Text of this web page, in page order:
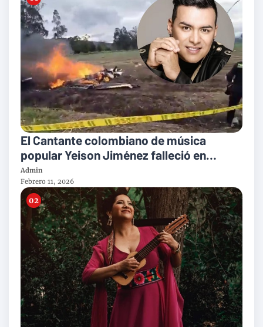
El Cantante colombiano de música
popular Yeison Jiménez falleció en
accidente de avioneta
Admin
Febrero 11, 2026